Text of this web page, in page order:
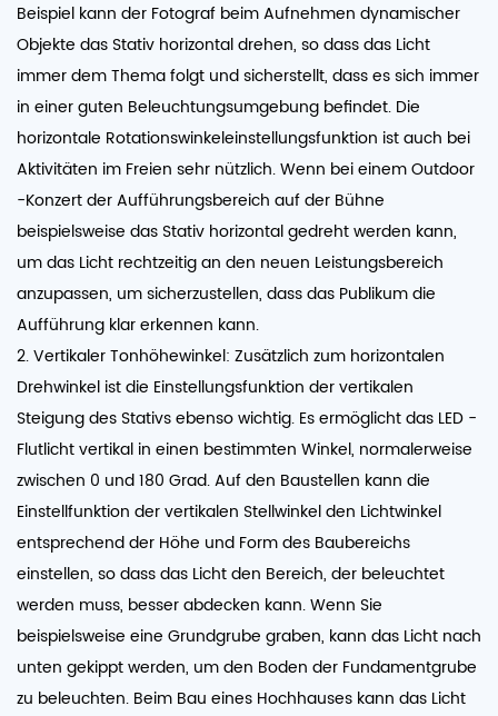
Beispiel kann der Fotograf beim Aufnehmen dynamischer
Objekte das Stativ horizontal drehen, so dass das Licht
immer dem Thema folgt und sicherstellt, dass es sich immer
in einer guten Beleuchtungsumgebung befindet. Die
horizontale Rotationswinkeleinstellungsfunktion ist auch bei
Aktivitäten im Freien sehr nützlich. Wenn bei einem Outdoor
-Konzert der Aufführungsbereich auf der Bühne
beispielsweise das Stativ horizontal gedreht werden kann,
um das Licht rechtzeitig an den neuen Leistungsbereich
anzupassen, um sicherzustellen, dass das Publikum die
Aufführung klar erkennen kann.
2. Vertikaler Tonhöhewinkel: Zusätzlich zum horizontalen
Drehwinkel ist die Einstellungsfunktion der vertikalen
Steigung des Stativs ebenso wichtig. Es ermöglicht das LED -
Flutlicht vertikal in einen bestimmten Winkel, normalerweise
zwischen 0 und 180 Grad. Auf den Baustellen kann die
Einstellfunktion der vertikalen Stellwinkel den Lichtwinkel
entsprechend der Höhe und Form des Baubereichs
einstellen, so dass das Licht den Bereich, der beleuchtet
werden muss, besser abdecken kann. Wenn Sie
beispielsweise eine Grundgrube graben, kann das Licht nach
unten gekippt werden, um den Boden der Fundamentgrube
zu beleuchten. Beim Bau eines Hochhauses kann das Licht